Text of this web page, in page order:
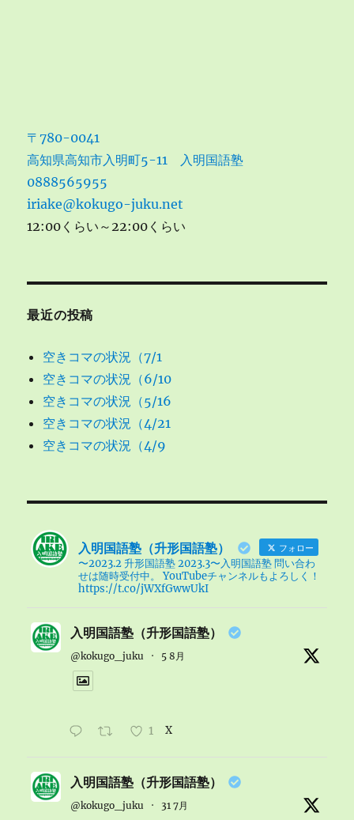
〒780-0041
高知県高知市入明町5-11 入明国語塾
0888565955
iriake@kokugo-juku.net
12:00くらい～22:00くらい
最近の投稿
空きコマの状況（7/1
空きコマの状況（6/10
空きコマの状況（5/16
空きコマの状況（4/21
空きコマの状況（4/9
入明国語塾（升形国語塾） フォロー
〜2023.2 升形国語塾 2023.3〜入明国語塾 問い合わ
せは随時受付中。 YouTubeチャンネルもよろしく！
https://t.co/jWXfGwwUkI
入明国語塾（升形国語塾）
@kokugo_juku · 5 8月
1 X
入明国語塾（升形国語塾）
@kokugo_juku · 31 7月